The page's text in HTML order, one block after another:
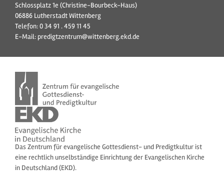
Schlossplatz 1e (Christine-Bourbeck-Haus)
06886 Lutherstadt Wittenberg
Telefon:0 34 91 . 459 11 45
E-Mail: predigtzentrum@wittenberg.ekd.de
Das Zentrum für evangelische Gottesdienst- und Predigtkultur ist
eine rechtlich unselbständige Einrichtung der Evangelischen Kirche
in Deutschland (EKD).